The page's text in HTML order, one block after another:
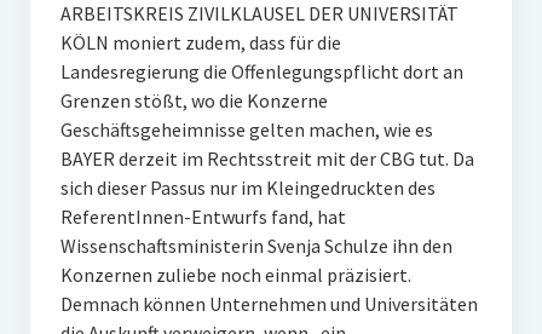
ARBEITSKREIS ZIVILKLAUSEL DER UNIVERSITÄT
KÖLN moniert zudem, dass für die
Landesregierung die Offenlegungspflicht dort an
Grenzen stößt, wo die Konzerne
Geschäftsgeheimnisse gelten machen, wie es
BAYER derzeit im Rechtsstreit mit der CBG tut. Da
sich dieser Passus nur im Kleingedruckten des
ReferentInnen-Entwurfs fand, hat
Wissenschaftsministerin Svenja Schulze ihn den
Konzernen zuliebe noch einmal präzisiert.
Demnach können Unternehmen und Universitäten